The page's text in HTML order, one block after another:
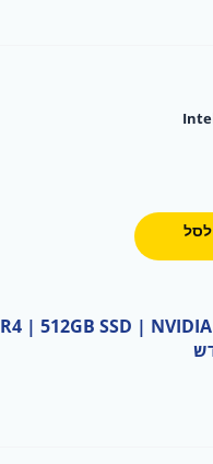
| 512GB SSD |